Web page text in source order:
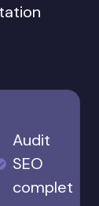
Audit
SEO
complet